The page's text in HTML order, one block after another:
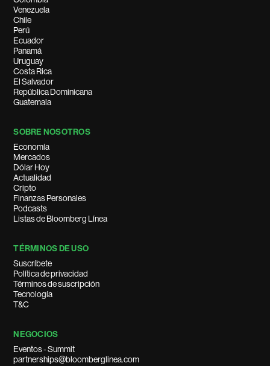
Venezuela
Chile
Perú
Ecuador
Panamá
Uruguay
Costa Rica
El Salvador
República Dominicana
Guatemala
SOBRE NOSOTROS
Economía
Mercados
Dólar Hoy
Actualidad
Cripto
Finanzas Personales
Podcasts
Listas de Bloomberg Línea
TÉRMINOS DE USO
Suscríbete
Política de privacidad
Términos de suscripción
Tecnología
T&C
NEGOCIOS
Eventos - Summit
partnerships@bloomberglinea.com